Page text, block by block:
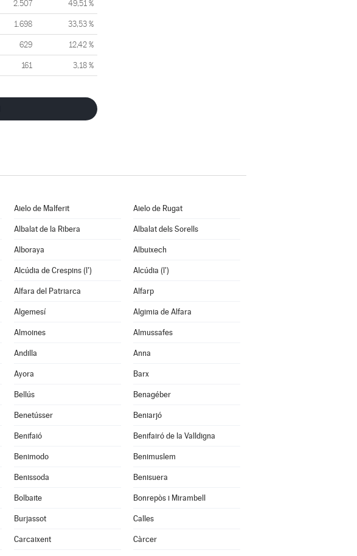
2.507 49,51 %
1.698 33,53 %
629 12,42 %
161 3,18 %
Aielo de Malferit Aielo de Rugat
Albalat de la Ribera Albalat dels Sorells
Alboraya Albuixech
Alcúdia de Crespins (l') Alcúdia (l')
Alfara del Patriarca Alfarp
Algemesí Algimia de Alfara
Almoines Almussafes
Andilla Anna
Ayora Barx
Bellús Benagéber
Benetússer Beniarjó
Benifaió Benifairó de la Valldigna
Benimodo Benimuslem
Benissoda Benisuera
Bolbaite Bonrepòs i Mirambell
Burjassot Calles
Carcaixent Càrcer